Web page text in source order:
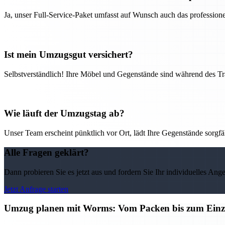
Ja, unser Full-Service-Paket umfasst auf Wunsch auch das
Ist mein Umzugsgut versichert?
Selbstverständlich! Ihre Möbel und Gegenstände sind während des
Wie läuft der Umzugstag ab?
Unser Team erscheint pünktlich vor Ort, lädt Ihre Gegenstände
Alle Fragen geklärt?
Dann probieren Sie es jetzt aus und fordern Sie Ihr individuelles
Jetzt Anfrage starten
Umzug planen mit Worms: Vom Packen bis zum